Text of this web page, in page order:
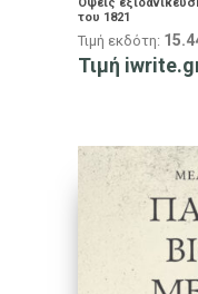
του 1821
Τιμή εκδότη:
Τιμή